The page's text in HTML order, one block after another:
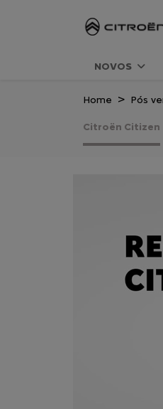
NOVOS
Home Pós
Citroën Citizen